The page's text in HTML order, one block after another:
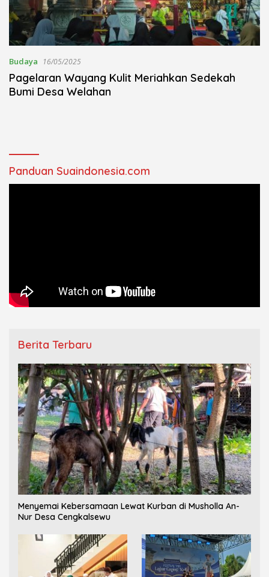
Budaya 16/05/2025
Pagelaran Wayang Kulit Meriahkan Sedekah
Bumi Desa Welahan
Panduan Suaindonesia.com
Berita Terbaru
Menyemai Kebersamaan Lewat Kurban di Musholla An-
Nur Desa Cengkalsewu